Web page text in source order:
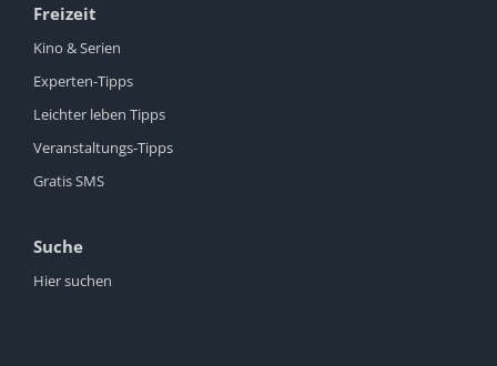
Freizeit
Kino & Serien
Experten-Tipps
Leichter leben Tipps
Veranstaltungs-Tipps
Gratis SMS
Suche
Hier suchen